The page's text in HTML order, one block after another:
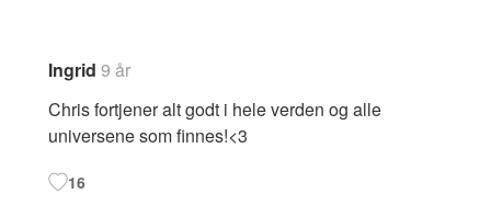
Ingrid 9 år
Chris fortjener alt godt i hele verden og alle
universene som finnes!<3
16